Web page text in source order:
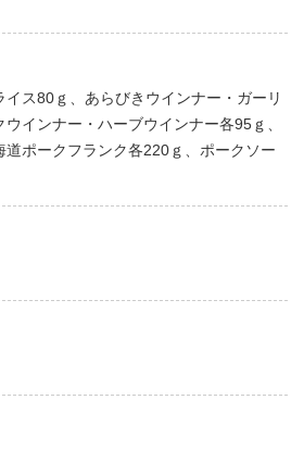
ス80ｇ、あらびきウインナー・ガーリ
インナー・ハーブウインナー各95ｇ、
ポークフランク各220ｇ、ポークソー